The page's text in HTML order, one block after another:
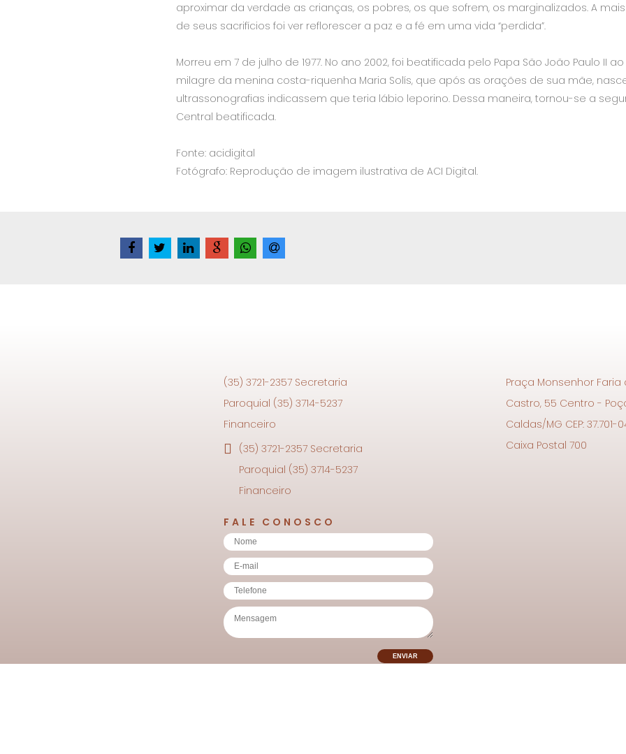
aproximar da verdade as crianças, os pobres, os que sofrem, os marginalizados. A
de seus sacrifícios foi ver reflorescer a paz e a fé em uma vida “perdida”.
Morreu em 7 de julho de 1977. No ano 2002, foi beatificada pelo Papa São João Paulo II
milagre da menina costa-riquenha Maria Solís, que após as orações de sua mãe,
ultrassonografias indicassem que teria lábio leporino. Dessa maneira, tornou-se a
Central beatificada.
Fonte: acidigital
Fotógrafo: Reprodução de imagem ilustrativa de ACI Digital.
(35) 3721-2357 Secretaria
Paroquial (35) 3714-5237
Financeiro
(35) 3721-2357 Secretaria
Paroquial (35) 3714-5237
Financeiro
FALE CONOSCO
Praça Monsenhor Faria
Castro, 55 Centro -
Caldas/MG CEP: 37.701-
Caixa Postal 700